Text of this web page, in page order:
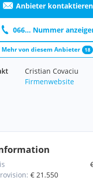
Anbieter kontaktieren
066... Nummer
Mehr von diesem Anbieter 18
Cristian Covaciu
Firmenwebsite
€ 21.550